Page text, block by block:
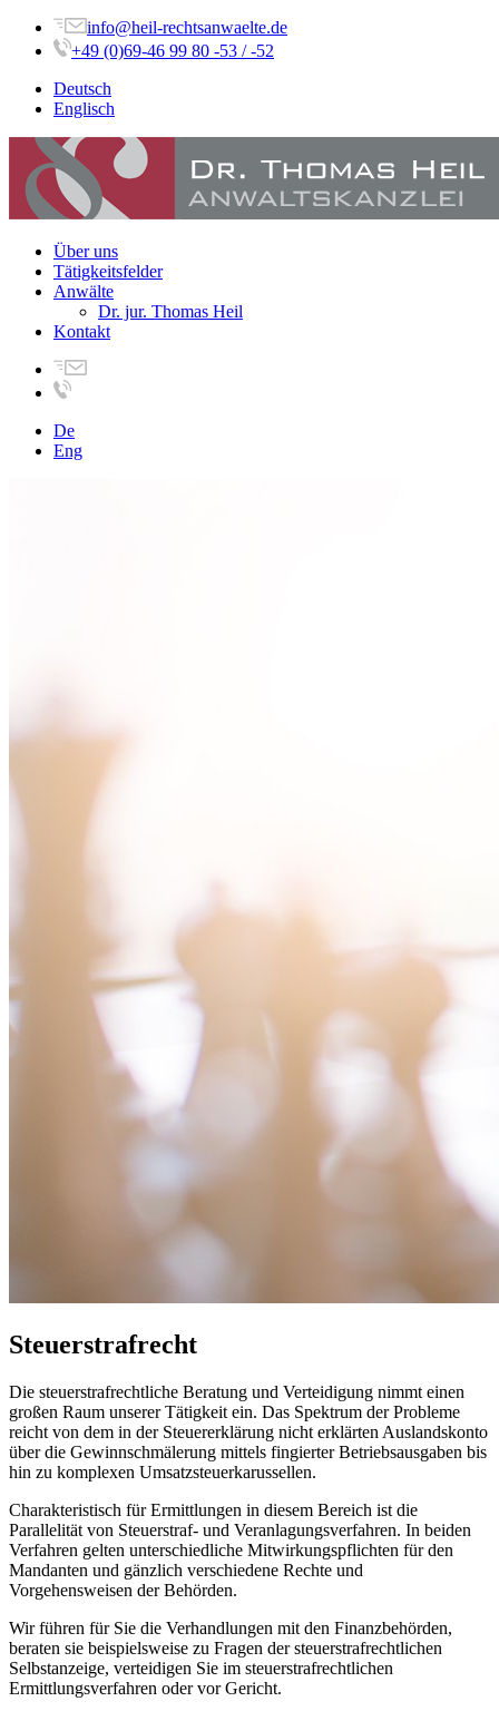
info@heil-rechtsanwaelte.de
+49 (0)69-46 99 80 -53 / -52
Deutsch
Englisch
Über uns
Tätigkeitsfelder
Anwälte
Dr. jur. Thomas Heil
Kontakt
De
Eng
Steuerstrafrecht
Die steuerstrafrechtliche Beratung und Verteidigung nimmt einen
großen Raum unserer Tätigkeit ein. Das Spektrum der Probleme
reicht von dem in der Steuererklärung nicht erklärten Auslandskonto
über die Gewinnschmälerung mittels fingierter Betriebsausgaben bis
hin zu komplexen Umsatzsteuerkarussellen.
Charakteristisch für Ermittlungen in diesem Bereich ist die
Parallelität von Steuerstraf- und Veranlagungsverfahren. In beiden
Verfahren gelten unterschiedliche Mitwirkungspflichten für den
Mandanten und gänzlich verschiedene Rechte und
Vorgehensweisen der Behörden.
Wir führen für Sie die Verhandlungen mit den Finanzbehörden,
beraten sie beispielsweise zu Fragen der steuerstrafrechtlichen
Selbstanzeige, verteidigen Sie im steuerstrafrechtlichen
Ermittlungsverfahren oder vor Gericht.